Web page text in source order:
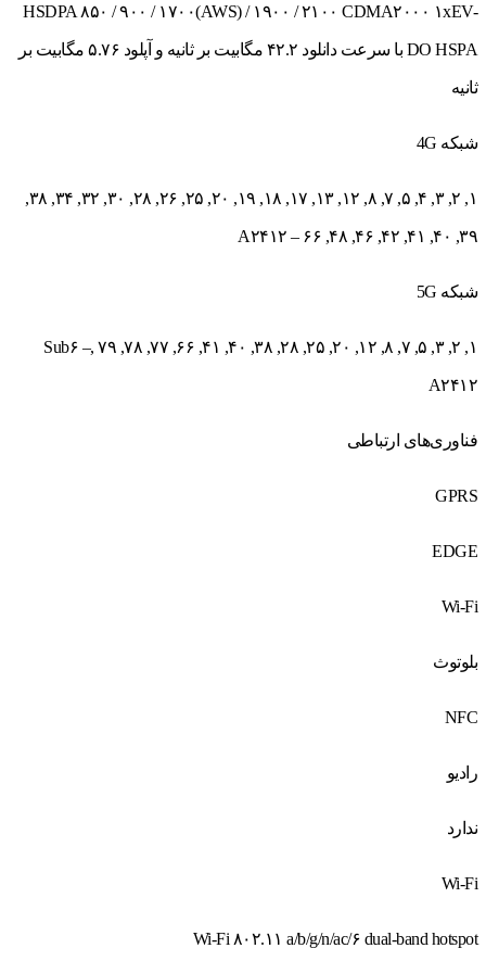
HSDPA ۸۵۰ / ۹۰۰ / ۱۷۰۰(AWS) / ۱۹۰۰ / ۲۱۰۰ CDMA۲۰۰۰ ۱xEV-
DO HSPA با سرعت دانلود ۴۲.۲ مگابیت بر ثانیه و آپلود ۵.۷۶ مگابیت بر
ثانیه
شبکه 4G
۱, ۲, ۳, ۴, ۵, ۷, ۸, ۱۲, ۱۳, ۱۷, ۱۸, ۱۹, ۲۰, ۲۵, ۲۶, ۲۸, ۳۰, ۳۲, ۳۴, ۳۸,
۳۹, ۴۰, ۴۱, ۴۲, ۴۶, ۴۸, ۶۶ – A۲۴۱۲
شبکه 5G
۱, ۲, ۳, ۵, ۷, ۸, ۱۲, ۲۰, ۲۵, ۲۸, ۳۸, ۴۰, ۴۱, ۶۶, ۷۷, ۷۸, ۷۹ ,Sub۶ –
A۲۴۱۲
فناوری‌های ارتباطی
GPRS
EDGE
Wi-Fi
بلوتوث
NFC
رادیو
ندارد
Wi-Fi
Wi-Fi ۸۰۲.۱۱ a/b/g/n/ac/۶ dual-band hotspot